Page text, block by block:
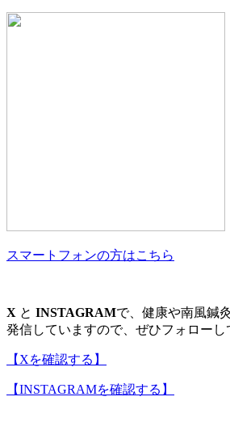
スマートフォンの方はこちら
X と INSTAGRAMで、健康や南風鍼
発信していますので、ぜひフォローし
【Xを確認する】
【INSTAGRAMを確認する】